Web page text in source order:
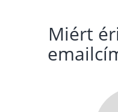
Miért